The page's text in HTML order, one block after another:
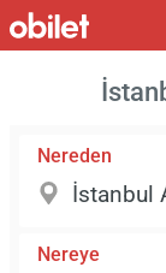
Nereden
Nereye